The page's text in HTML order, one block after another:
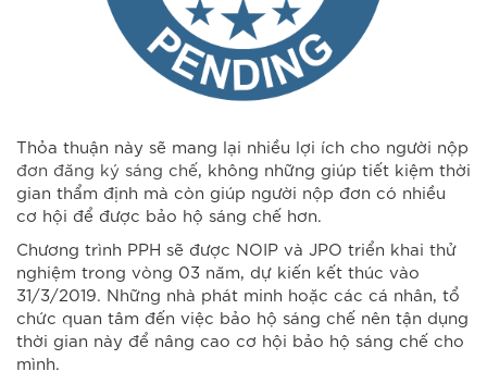
Thỏa thuận này sẽ mang lại nhiều lợi ích cho người nộp
đơn đăng ký sáng chế , không những giúp tiết kiệm thời
gian thẩm định mà còn giúp người nộp đơn có nhiều
cơ hội để được bảo hộ sáng chế hơn.
Chương trình PPH sẽ được NOIP và JPO triển khai thử
nghiệm trong vòng 03 năm, dự kiến kết thúc vào
31/3/2019. Những nhà phát minh hoặc các cá nhân, tổ
chức quan tâm đến việc bảo hộ sáng chế nên tận dụng
thời gian này để nâng cao cơ hội bảo hộ sáng chế cho
mình.